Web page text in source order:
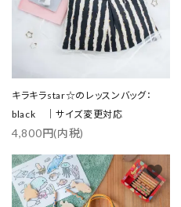
キラキラstar☆のレッスンバッグ：
black ｜サイズ変更対応
4,800円(内税)
favorite